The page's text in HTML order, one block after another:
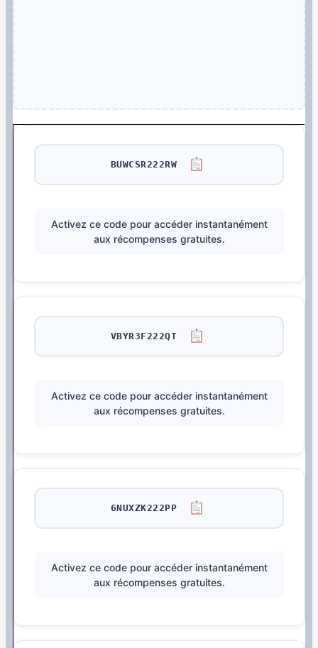
BUWCSR222RW
Activez ce code pour accéder instantanément
aux récompenses gratuites.
VBYR3F222QT
Activez ce code pour accéder instantanément
aux récompenses gratuites.
6NUXZK222PP
Activez ce code pour accéder instantanément
aux récompenses gratuites.